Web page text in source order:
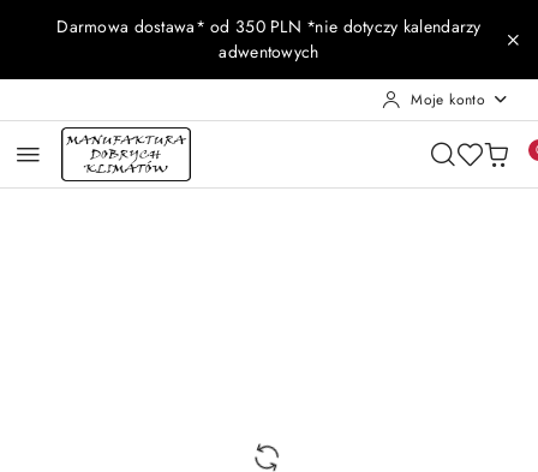
Przejdź do treści głównej
Przejdź do wyszukiwarki
Przejdź do moje konto
Przejdź do menu głównego
Przejdź do opisu produktu
Przejdź do stopki
Darmowa dostawa* od 350 PLN *nie dotyczy kalendarzy
adwentowych
Moje konto